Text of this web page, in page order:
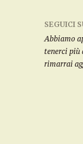
SEGUICI
Abbiamo
tenerci più
rimarrai